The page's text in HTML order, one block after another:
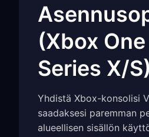
(Xbox
Series X/S)
Yhdistä Xbox-konsolisi
saadaksesi paremman
alueellisen sisällön